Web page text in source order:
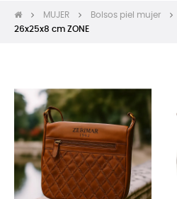
MUJER Bolsos piel mujer
26x25x8 cm ZONE